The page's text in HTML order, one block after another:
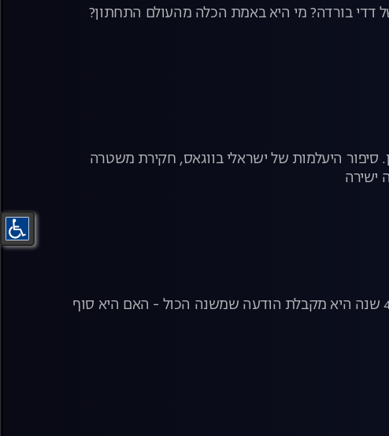
דדי בורדה? מי היא באמת הכלה מהעולם התחתון?
היעלמות של ישראלי בווגאס, חקירת משטרה
ישירה
אחרי שניצלה מהטבח בבארי נטע מתקרבת לפתרון תעלומת חייה. אחרי 40 שנה היא מקבלת הודעה שמשנה הכול - האם היא סוף